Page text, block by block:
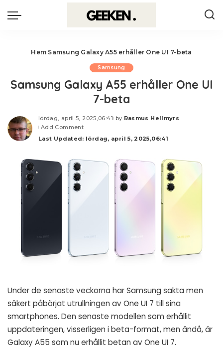
Hem Samsung Galaxy A55 erhåller One UI 7-beta
Samsung
Samsung Galaxy A55 erhåller One UI
7-beta
lördag, april 5, 2025,06:41
Posted
by Rasmus Hellmyrs
Add Comment
Last Updated: lördag, april 5, 2025,06:41
Under de senaste veckorna har Samsung sakta men
säkert påbörjat utrullningen av One UI 7 till sina
smartphones. Den senaste modellen som erhållit
uppdateringen, visserligen i beta-format, men ändå, är
Galaxy A55 som nu erhållit betan av One UI 7.